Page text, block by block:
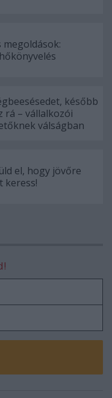
később
rá – vállalkozói
válságban
el, hogy jövőre
keress!